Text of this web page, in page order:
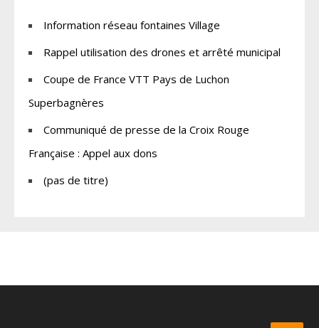
Information réseau fontaines Village
Rappel utilisation des drones et arrêté municipal
Coupe de France VTT Pays de Luchon
Superbagnères
Communiqué de presse de la Croix Rouge
Française : Appel aux dons
(pas de titre)